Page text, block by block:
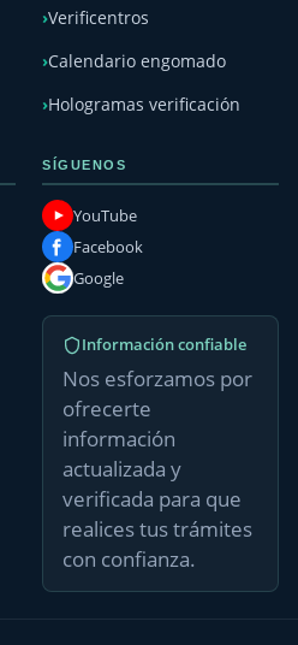
Verificentros
Calendario engomado
Hologramas verificación
SÍGUENOS
YouTube
Facebook
Google
Información confiable
Nos esforzamos por
ofrecerte
información
actualizada y
verificada para que
realices tus trámites
con confianza.